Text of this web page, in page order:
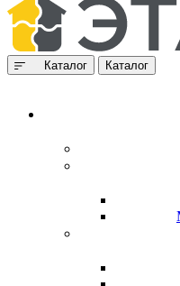
Каталог Каталог